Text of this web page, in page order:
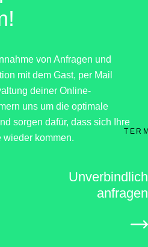
von Anfragen und
mit dem Gast, per Mail
deiner Online-
uns um die optimale
sorgen dafür, dass sich Ihre
kommen.
Unverbindlich
anfragen